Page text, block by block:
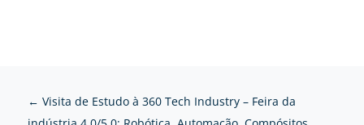
← Visita de Estudo à 360 Tech Industry – Feira da